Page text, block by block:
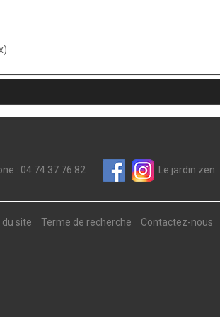
: 04 74 37 76 82 Le jardin zen
du site Terme de recherche Contactez-nous